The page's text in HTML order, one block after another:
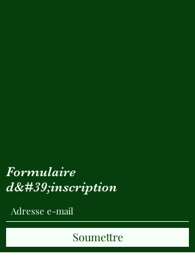
Formulaire
d&#39;inscription
Soumettre